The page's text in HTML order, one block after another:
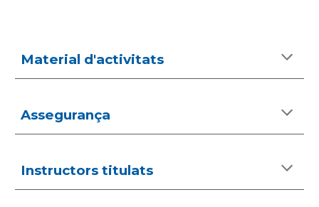
Material d'activitats
Assegurança
Instructors titulats